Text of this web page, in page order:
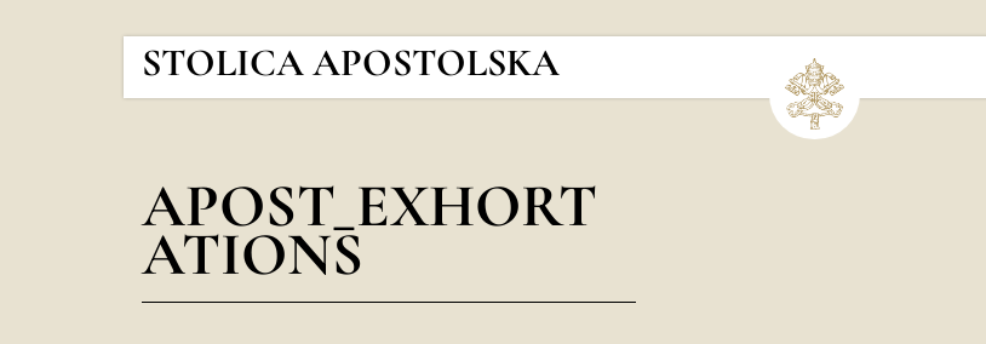
STOLICA APOSTOLSKA
APOST_EXHORT
ATIONS